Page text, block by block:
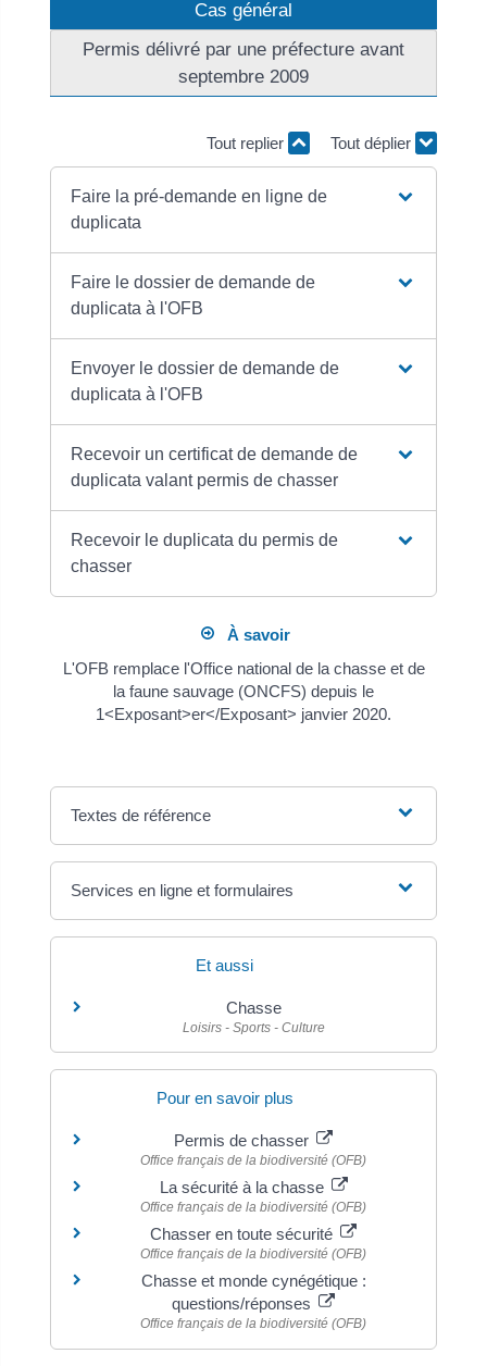
Cas général
Permis délivré par une préfecture avant
septembre 2009
Tout replier Tout déplier
Faire la pré-demande en ligne de
duplicata
Faire le dossier de demande de
duplicata à l'OFB
Envoyer le dossier de demande de
duplicata à l'OFB
Recevoir un certificat de demande de
duplicata valant permis de chasser
Recevoir le duplicata du permis de
chasser
À savoir
L'OFB remplace l'Office national de la chasse et de
la faune sauvage (ONCFS) depuis le
1<Exposant>er</Exposant> janvier 2020.
Textes de référence
Services en ligne et formulaires
Et aussi
Chasse
Loisirs - Sports - Culture
Pour en savoir plus
Permis de chasser
Office français de la biodiversité (OFB)
La sécurité à la chasse
Office français de la biodiversité (OFB)
Chasser en toute sécurité
Office français de la biodiversité (OFB)
Chasse et monde cynégétique :
questions/réponses
Office français de la biodiversité (OFB)